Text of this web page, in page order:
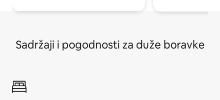
Sadržaji i pogodnosti za duže boravke